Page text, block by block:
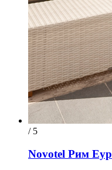
/ 5
Novotel Рим Еур